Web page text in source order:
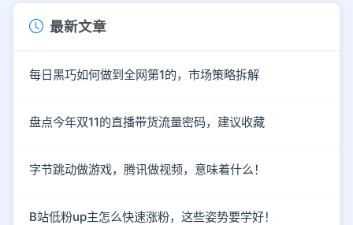
最新文章
每日黑巧如何做到全网第1的，市场策略拆解
盘点今年双11的直播带货流量密码，建议收藏
字节跳动做游戏，腾讯做视频，意味着什么！
B站低粉up主怎么快速涨粉，这些姿势要学好！